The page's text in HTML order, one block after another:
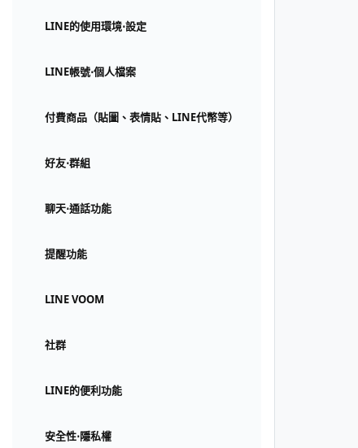
LINE的使用環境⋅設定
LINE帳號⋅個人檔案
付費商品（貼圖、表情貼、LINE代幣等）
好友⋅群組
聊天⋅通話功能
提醒功能
LINE VOOM
社群
LINE的便利功能
安全性⋅隱私權